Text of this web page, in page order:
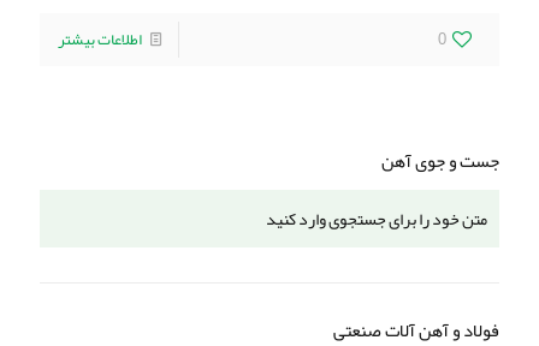
0
اطلاعات بیشتر
جست و جوی آهن
فولاد و آهن آلات صنعتی